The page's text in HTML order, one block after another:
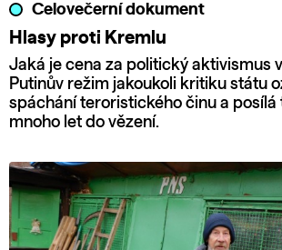
Celovečerní dokument
Hlasy proti Kremlu
Jaká je cena za politický aktivismus
Putinův režim jakoukoli kritiku státu
spáchání teroristického činu a posílá
mnoho let do vězení.